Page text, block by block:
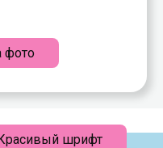
фото
шрифт